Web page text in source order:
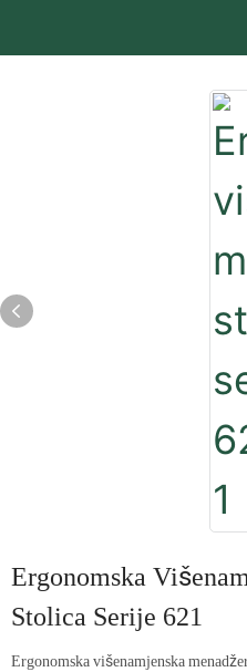
Ergonomska
Stolica Serije 621
Ergonomska višenamjenska